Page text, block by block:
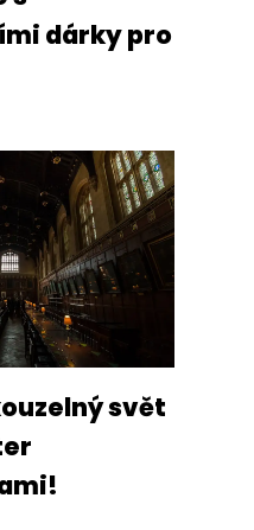
dárky pro
svět